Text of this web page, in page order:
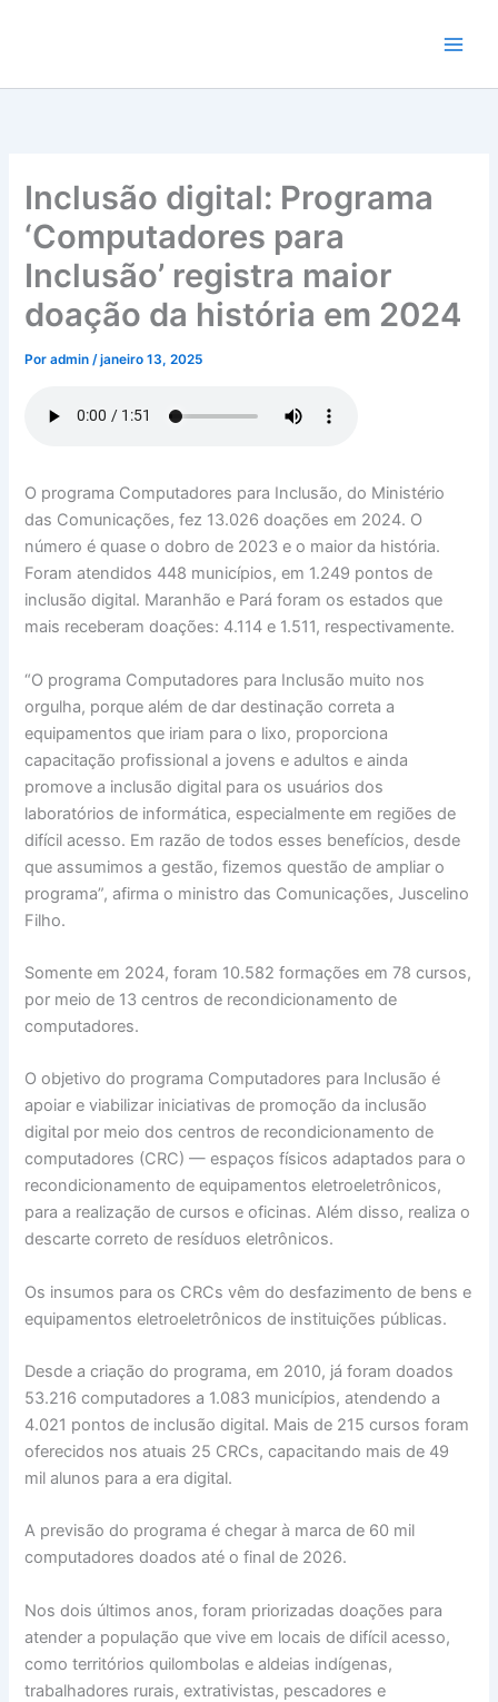
conteúdo
Inclusão digital: Programa
‘Computadores para
Inclusão’ registra maior
doação da história em 2024
Poradmin/janeiro 13, 2025
O programa Computadores para Inclusão, do Ministério
das Comunicações, fez 13.026 doações em 2024. O
número é quase o dobro de 2023 e o maior da história.
Foram atendidos 448 municípios, em 1.249 pontos de
inclusão digital. Maranhão e Pará foram os estados que
mais receberam doações: 4.114 e 1.511, respectivamente.
“O programa Computadores para Inclusão muito nos
orgulha, porque além de dar destinação correta a
equipamentos que iriam para o lixo, proporciona
capacitação profissional a jovens e adultos e ainda
promove a inclusão digital para os usuários dos
laboratórios de informática, especialmente em regiões de
difícil acesso. Em razão de todos esses benefícios, desde
que assumimos a gestão, fizemos questão de ampliar o
programa”, afirma o ministro das Comunicações, Juscelino
Filho.
Somente em 2024, foram 10.582 formações em 78 cursos,
por meio de 13 centros de recondicionamento de
computadores.
O objetivo do programa Computadores para Inclusão é
apoiar e viabilizar iniciativas de promoção da inclusão
digital por meio dos centros de recondicionamento de
computadores (CRC) — espaços físicos adaptados para o
recondicionamento de equipamentos eletroeletrônicos,
para a realização de cursos e oficinas. Além disso, realiza o
descarte correto de resíduos eletrônicos.
Os insumos para os CRCs vêm do desfazimento de bens e
equipamentos eletroeletrônicos de instituições públicas.
Desde a criação do programa, em 2010, já foram doados
53.216 computadores a 1.083 municípios, atendendo a
4.021 pontos de inclusão digital. Mais de 215 cursos foram
oferecidos nos atuais 25 CRCs, capacitando mais de 49
mil alunos para a era digital.
A previsão do programa é chegar à marca de 60 mil
computadores doados até o final de 2026.
Nos dois últimos anos, foram priorizadas doações para
atender a população que vive em locais de difícil acesso,
como territórios quilombolas e aldeias indígenas,
trabalhadores rurais, extrativistas, pescadores e